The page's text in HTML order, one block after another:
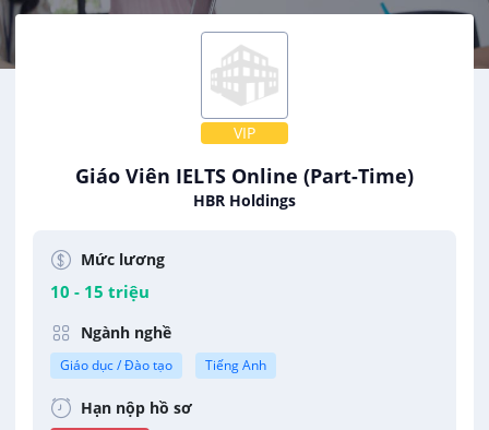
VIP
Giáo Viên IELTS Online (Part-Time)
HBR Holdings
Mức lương
10 - 15 triệu
Ngành nghề
Giáo dục / Đào tạo Tiếng Anh
Hạn nộp hồ sơ